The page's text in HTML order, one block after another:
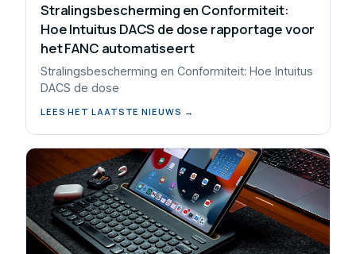
Stralingsbescherming en Conformiteit:
Hoe Intuitus DACS de dose rapportage voor
het FANC automatiseert
Stralingsbescherming en Conformiteit: Hoe Intuitus
DACS de dose
LEES HET LAATSTE NIEUWS →